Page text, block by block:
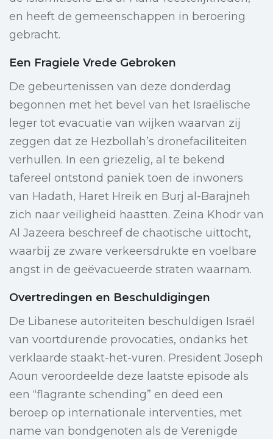
en heeft de gemeenschappen in beroering
gebracht.
Een Fragiele Vrede Gebroken
De gebeurtenissen van deze donderdag
begonnen met het bevel van het Israëlische
leger tot evacuatie van wijken waarvan zij
zeggen dat ze Hezbollah’s dronefaciliteiten
verhullen. In een griezelig, al te bekend
tafereel ontstond paniek toen de inwoners
van Hadath, Haret Hreik en Burj al-Barajneh
zich naar veiligheid haastten. Zeina Khodr van
Al Jazeera beschreef de chaotische uittocht,
waarbij ze zware verkeersdrukte en voelbare
angst in de geëvacueerde straten waarnam.
Overtredingen en Beschuldigingen
De Libanese autoriteiten beschuldigen Israël
van voortdurende provocaties, ondanks het
verklaarde staakt-het-vuren. President Joseph
Aoun veroordeelde deze laatste episode als
een “flagrante schending” en deed een
beroep op internationale interventies, met
name van bondgenoten als de Verenigde